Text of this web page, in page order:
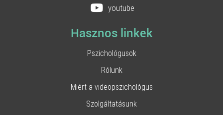
youtube
Hasznos linkek
Pszichológusok
Rólunk
Miért a videopszichológus
Szolgáltatásunk